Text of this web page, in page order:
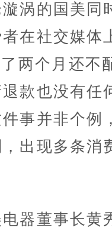
涡的国美同
在社交媒体
两个月还不
款也没有任
事并非个例
出现多条消
董事长黄